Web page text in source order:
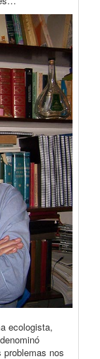
ecologista,
nos